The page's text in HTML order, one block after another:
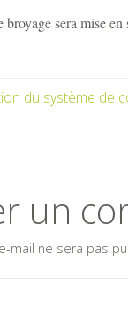
sera mise
du système de
un
mail ne sera pas